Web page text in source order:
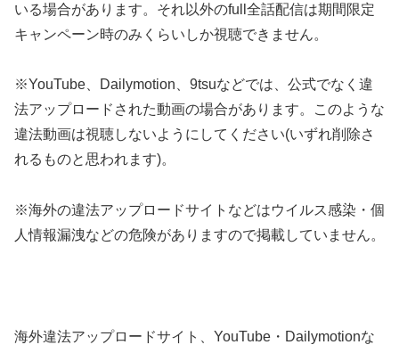
いる場合があります。それ以外のfull全話配信は期間限定
キャンペーン時のみくらいしか視聴できません。
※YouTube、Dailymotion、9tsuなどでは、公式でなく違
法アップロードされた動画の場合があります。このような
違法動画は視聴しないようにしてください(いずれ削除さ
れるものと思われます)。
※海外の違法アップロードサイトなどはウイルス感染・個
人情報漏洩などの危険がありますので掲載していません。
海外違法アップロードサイト、YouTube・Dailymotionな